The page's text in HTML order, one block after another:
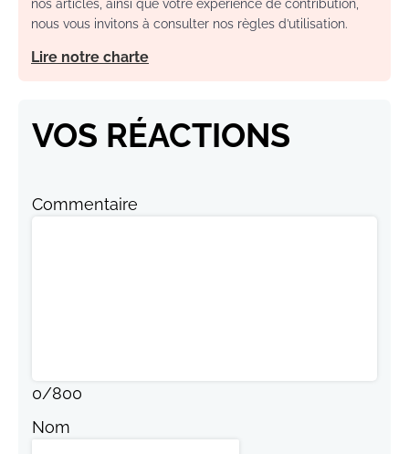
nos articles, ainsi que votre expérience de contribution,
nous vous invitons à consulter nos règles d’utilisation.
Lire notre charte
VOS RÉACTIONS
Commentaire
0/800
Nom